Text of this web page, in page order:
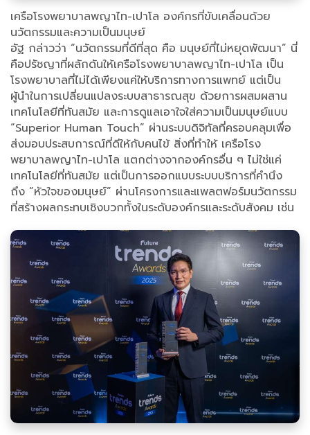
เครือโรงพยาบาลพญาไท-เปาโล องค์กรที่ขับเคลื่อนด้วย
นวัตกรรมและความเป็นมนุษย์
อัฐ กล่าวว่า “นวัตกรรมที่ดีที่สุด คือ มนุษย์ที่ไม่หยุดพัฒนา” นี่
คือปรัชญาที่ผลักดันให้เครือโรงพยาบาลพญาไท-เปาโล เป็น
โรงพยาบาลที่ไม่ได้เพียงแค่ให้บริการทางการแพทย์ แต่เป็น
ผู้นำในการเปลี่ยนแปลงระบบสาธารณสุข ด้วยการผสมผสาน
เทคโนโลยีที่ทันสมัย และการดูแลเอาใจใส่ความเป็นมนุษย์แบบ
“Superior Human Touch” ผ่านระบบดิจิทัลที่ครอบคลุมเพื่อ
ส่งมอบประสบการณ์ที่ดีให้กับคนไข้ สิ่งที่ทำให้ เครือโรง
พยาบาลพญาไท-เปาโล แตกต่างจากองค์กรอื่น ๆ ไม่ใช่แค่
เทคโนโลยีที่ทันสมัย แต่เป็นการออกแบบระบบบริการที่คำนึง
ถึง ”หัวใจของมนุษย์” ผ่านโครงการและแพลตฟอร์มนวัตกรรม
ที่สร้างผลกระทบเชิงบวกทั้งในระดับองค์กรและระดับสังคม เช่น